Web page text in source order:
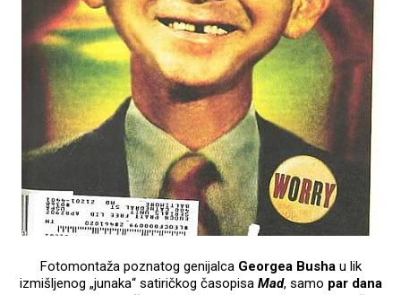
Fotomontaža poznatog genijalca Georgea Bushau lik
izmišljenog „junaka“ satiričkog časopisa Mad, samo par dana